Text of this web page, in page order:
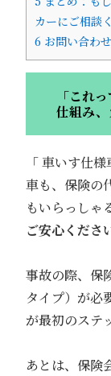
カーにご相談
6 お問い合わせ
「これ
仕組み、
「 車いす仕
車も、保険の
もいらっしゃ
ご安心くださ
事故の際、保
タイプ）が必
が最初のステ
あとは、保険